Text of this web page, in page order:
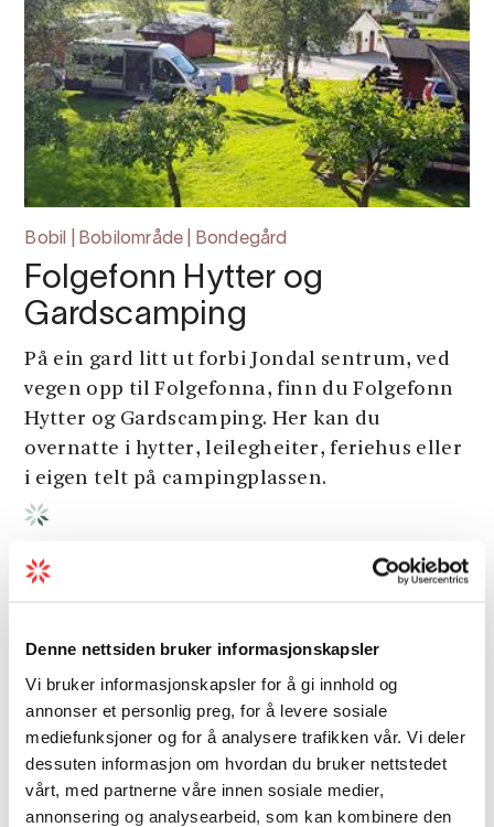
Denne nettsiden bruker informasjonskapsler
Vi bruker informasjonskapsler for å gi innhold og
annonser et personlig preg, for å levere sosiale
mediefunksjoner og for å analysere trafikken vår. Vi deler
dessuten informasjon om hvordan du bruker nettstedet
vårt, med partnerne våre innen sosiale medier,
annonsering og analysearbeid, som kan kombinere den
Bobil | Bobilområde | Bondegård
Folgefonn Hytter og
Gardscamping
På ein gard litt ut forbi Jondal sentrum, ved
vegen opp til Folgefonna, finn du Folgefonn
Hytter og Gardscamping. Her kan du
overnatte i hytter, leilegheiter, feriehus eller
i eigen telt på campingplassen.